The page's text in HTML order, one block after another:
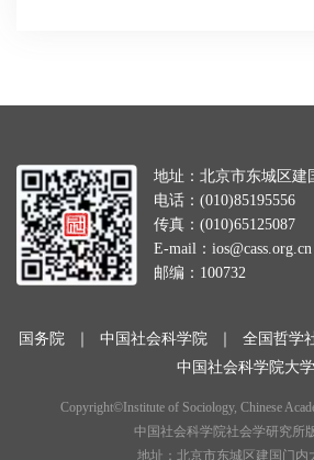
地址：北京市东城区建
电话：(010)85195556
传真：(010)65125087
E-mail：ios@cass.org.cn
邮编：100732
国务院 ｜ 中国社会科学院 ｜ 全国哲学
中国社会科学院大学
Copyright©Institute of Sociology, Chinese
中国社会科学院社会学研究所
地址：北京市东城区建国门内